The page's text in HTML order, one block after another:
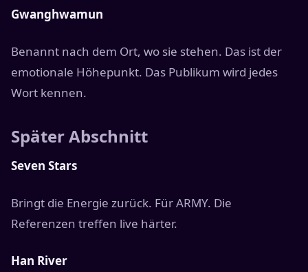
Gwanghwamun
Benannt nach dem Ort, wo sie stehen. Das ist der
emotionale Höhepunkt. Das Publikum wird jedes
Wort kennen.
Später Abschnitt
Seven Stars
Bringt die Energie zurück. Für ARMY. Die
Referenzen treffen live härter.
Han River